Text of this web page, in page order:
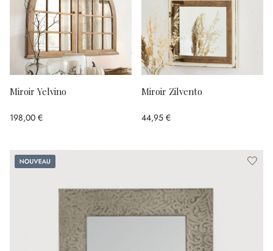
Miroir Yelvino
198,00 €
Nouveau
Miroir Zilvento
44,95 €